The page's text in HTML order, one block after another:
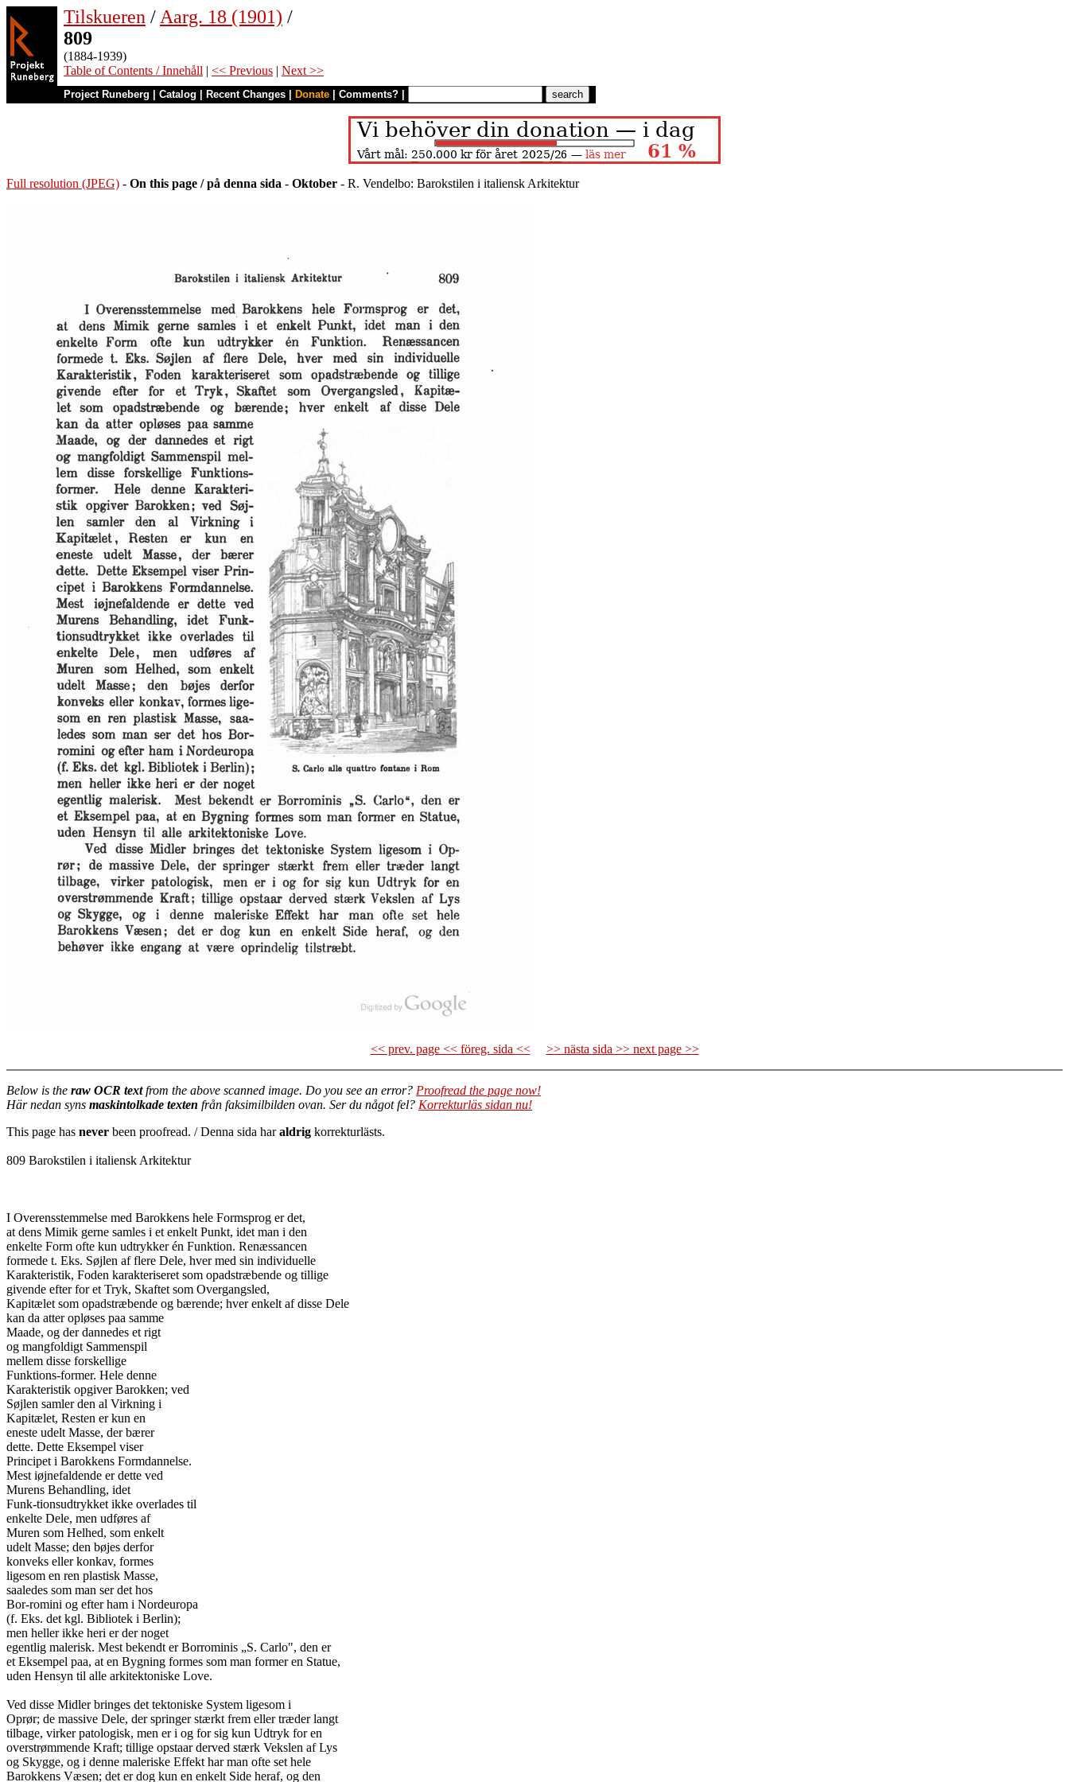
Tilskueren / Aarg. 18 (1901) /
809
(1884-1939)
Table of Contents / Innehåll | << Previous | Next >>
Project Runeberg Catalog Recent Changes Donate Comments?
Full resolution (JPEG) - On this page / på denna sida - Oktober - R. Vendelbo: Barokstilen i italiensk Arkitektur
<< prev. page << föreg. sida << >> nästa sida >> next page >>
Below is the raw OCR textfrom the above scanned image. Do you see an error? Proofread the page now!
Här nedan syns maskintolkade texten från faksimilbilden ovan. Ser du något fel? Korrekturläs sidan nu!
This page has never been proofread. / Denna sida haraldrig korrekturlästs.
809 Barokstilen i italiensk Arkitektur
I Overensstemmelse med Barokkens hele Formsprog er det,
at dens Mimik gerne samles i et enkelt Punkt, idet man i den
enkelte Form ofte kun udtrykker én Funktion. Renæssancen
formede t. Eks. Søjlen af flere Dele, hver med sin individuelle
Karakteristik, Foden karakteriseret som opadstræbende og tillige
givende efter for et Tryk, Skaftet som Overgangsled,
Kapitælet som opadstræbende og bærende; hver enkelt af disse Dele
kan da atter opløses paa samme
Maade, og der dannedes et rigt
og mangfoldigt Sammenspil
mellem disse forskellige
Funktions-former. Hele denne
Karakteristik opgiver Barokken; ved
Søjlen samler den al Virkning i
Kapitælet, Resten er kun en
eneste udelt Masse, der bærer
dette. Dette Eksempel viser
Principet i Barokkens Formdannelse.
Mest iøjnefaldende er dette ved
Murens Behandling, idet
Funk-tionsudtrykket ikke overlades til
enkelte Dele, men udføres af
Muren som Helhed, som enkelt
udelt Masse; den bøjes derfor
konveks eller konkav, formes
ligesom en ren plastisk Masse,
saaledes som man ser det hos
Bor-romini og efter ham i Nordeuropa
(f. Eks. det kgl. Bibliotek i Berlin);
men heller ikke heri er der noget
egentlig malerisk. Mest bekendt er Borrominis „S. Carlo", den er
et Eksempel paa, at en Bygning formes som man former en Statue,
uden Hensyn til alle arkitektoniske Love.
Ved disse Midler bringes det tektoniske System ligesom i
Oprør; de massive Dele, der springer stærkt frem eller træder langt
tilbage, virker patologisk, men er i og for sig kun Udtryk for en
overstrømmende Kraft; tillige opstaar derved stærk Vekslen af Lys
og Skygge, og i denne maleriske Effekt har man ofte set hele
Barokkens Væsen; det er dog kun en enkelt Side heraf, og den